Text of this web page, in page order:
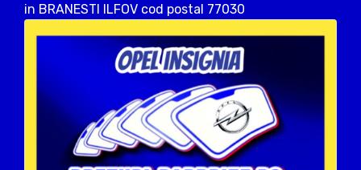
in BRANESTI ILFOV cod postal 77030